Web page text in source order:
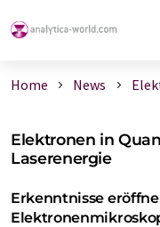
Home News
Elektronen in
Laserenergie
Erkenntnisse